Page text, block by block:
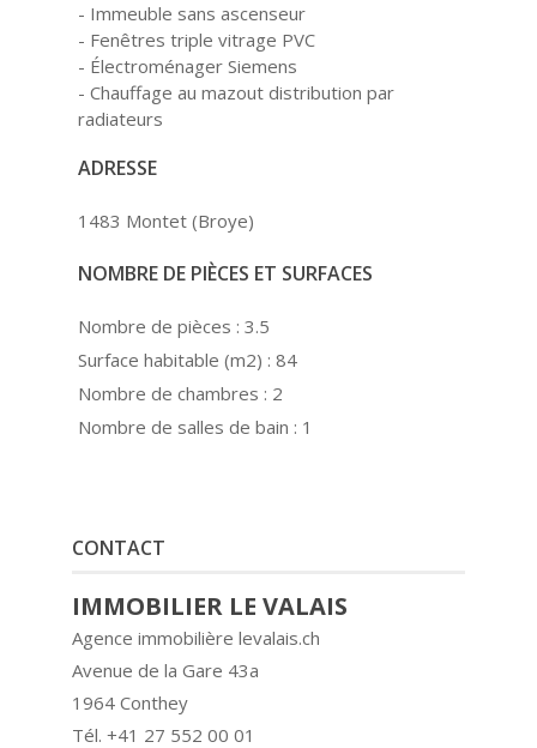
- Immeuble sans ascenseur
- Fenêtres triple vitrage PVC
- Électroménager Siemens
- Chauffage au mazout distribution par
radiateurs
ADRESSE
1483 Montet (Broye)
NOMBRE DE PIÈCES ET SURFACES
Nombre de pièces : 3.5
Surface habitable (m2) : 84
Nombre de chambres : 2
Nombre de salles de bain : 1
CONTACT
IMMOBILIER LE VALAIS
Agence immobilière levalais.ch
Avenue de la Gare 43a
1964 Conthey
Tél. +41 27 552 00 01